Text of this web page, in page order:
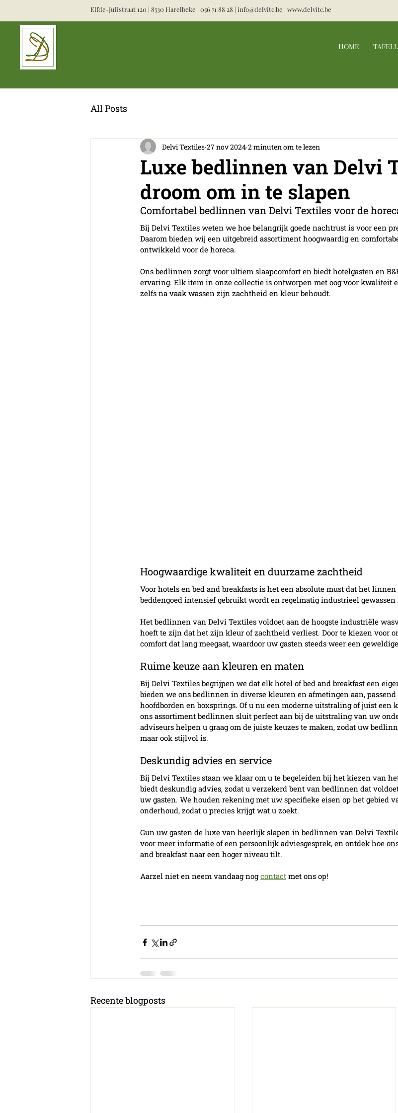
Elfde-Julistraat 120 | 8530 Harelbeke | 056 71 88 28 | info@delvitc.be | www.delvitc.be
HOME
All Posts
Luxe bedlinnen van Delvi
droom om in te slapen
Delvi Textiles 27 nov 2024 2 minuten om te lezen
Comfortabel bedlinnen van Delvi Textiles voor de
Bij Delvi Textiles weten we hoe belangrijk goede nachtrust is voor een
Daarom bieden wij een uitgebreid assortiment hoogwaardig en
ontwikkeld voor de horeca.
Ons bedlinnen zorgt voor ultiem slaapcomfort en biedt hotelgasten en
ervaring. Elk item in onze collectie is ontworpen met oog voor kwaliteit
zelfs na vaak wassen zijn zachtheid en kleur behoudt.
Hoogwaardige kwaliteit en duurzame zachtheid
Voor hotels en bed and breakfasts is het een absolute must dat het
beddengoed intensief gebruikt wordt en regelmatig industrieel gewassen
Het bedlinnen van Delvi Textiles voldoet aan de hoogste industriële
hoeft te zijn dat het zijn kleur of zachtheid verliest. Door te kiezen voor
comfort dat lang meegaat, waardoor uw gasten steeds weer een
Ruime keuze aan kleuren en maten
Bij Delvi Textiles begrijpen we dat elk hotel of bed and breakfast een
bieden we ons bedlinnen in diverse kleuren en afmetingen aan,
hoofdborden en boxsprings. Of u nu een moderne uitstraling of juist een
ons assortiment bedlinnen sluit perfect aan bij de uitstraling van uw
adviseurs helpen u graag om de juiste keuzes te maken, zodat uw
maar ook stijlvol is.
Deskundig advies en service
Bij Delvi Textiles staan we klaar om u te begeleiden bij het kiezen van
biedt deskundig advies, zodat u verzekerd bent van bedlinnen dat
uw gasten. We houden rekening met uw specifieke eisen op het gebied
onderhoud, zodat u precies krijgt wat u zoekt.
Gun uw gasten de luxe van heerlijk slapen in bedlinnen van Delvi
voor meer informatie of een persoonlijk adviesgesprek, en ontdek hoe
and breakfast naar een hoger niveau tilt.
Aarzel niet en neem vandaag nog contact met ons op!
Recente blogposts